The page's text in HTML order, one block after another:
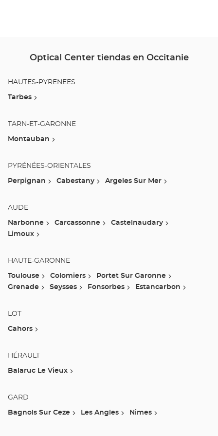
Optical Center tiendas en Occitanie
HAUTES-PYRÉNÉES
Tarbes
TARN-ET-GARONNE
Montauban
PYRÉNÉES-ORIENTALES
Perpignan Cabestany Argeles Sur Mer
AUDE
Narbonne Carcassonne
Castelnaudary
Limoux
HAUTE-GARONNE
Toulouse Colomiers
Portet Sur Garonne
Grenade
Seysses Fonsorbes Estancarbon
LOT
Cahors
HÉRAULT
Balaruc Le Vieux
GARD
Bagnols Sur Ceze Les Angles Nimes